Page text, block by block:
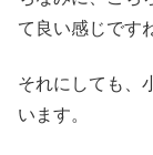
て良い感じです
それにしても、
います。